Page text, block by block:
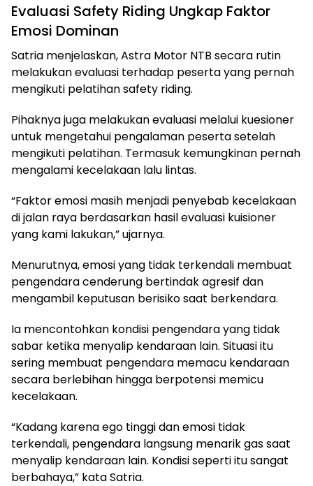
Evaluasi Safety Riding Ungkap Faktor
Emosi Dominan
Satria menjelaskan, Astra Motor NTB secara rutin
melakukan evaluasi terhadap peserta yang pernah
mengikuti pelatihan safety riding.
Pihaknya juga melakukan evaluasi melalui kuesioner
untuk mengetahui pengalaman peserta setelah
mengikuti pelatihan. Termasuk kemungkinan pernah
mengalami kecelakaan lalu lintas.
“Faktor emosi masih menjadi penyebab kecelakaan
di jalan raya berdasarkan hasil evaluasi kuisioner
yang kami lakukan,” ujarnya.
Menurutnya, emosi yang tidak terkendali membuat
pengendara cenderung bertindak agresif dan
mengambil keputusan berisiko saat berkendara.
Ia mencontohkan kondisi pengendara yang tidak
sabar ketika menyalip kendaraan lain. Situasi itu
sering membuat pengendara memacu kendaraan
secara berlebihan hingga berpotensi memicu
kecelakaan.
“Kadang karena ego tinggi dan emosi tidak
terkendali, pengendara langsung menarik gas saat
menyalip kendaraan lain. Kondisi seperti itu sangat
berbahaya,” kata Satria.